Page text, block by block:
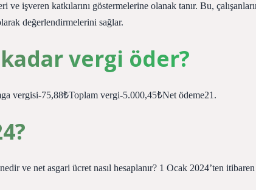
işveren katkılarını göstermelerine olanak tanır. Bu,
değerlendirmelerini sağlar.
vergi öder?
vergisi-75,88₺Toplam vergi-5.000,45₺Net ödeme21.
ve net asgari ücret nasıl hesaplanır? 1 Ocak 2024’ten itibaren